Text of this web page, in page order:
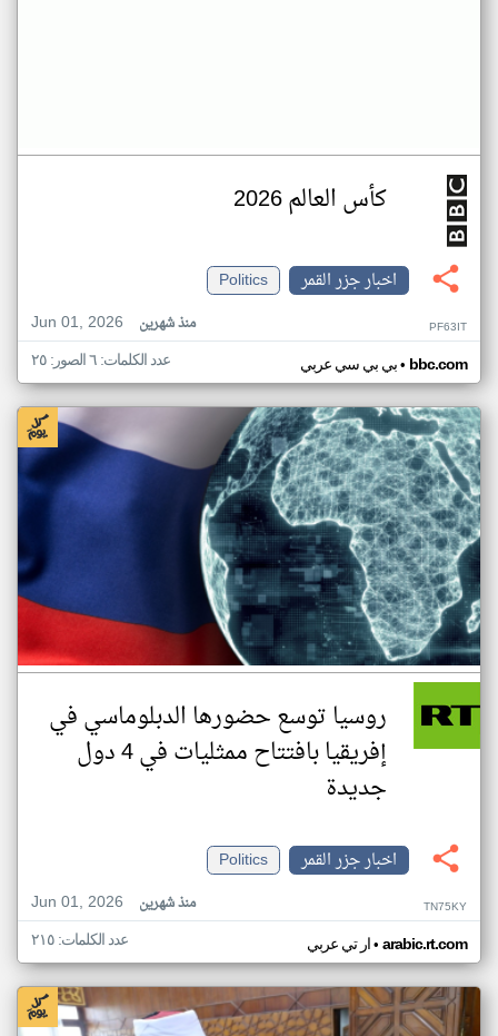
كأس العالم 2026
اخبار جزر القمر
Politics
Jun 01, 2026
منذ شهرين PF63IT
بي بي سي عربي• bbc.com عدد الكلمات: ٦ الصور: ٢٥
روسيا توسع حضورها الدبلوماسي في
إفريقيا بافتتاح ممثليات في 4 دول
جديدة
اخبار جزر القمر
Politics
Jun 01, 2026
منذ شهرين TN75KY
ار تي عربي• arabic.rt.com عدد الكلمات: ٢١٥